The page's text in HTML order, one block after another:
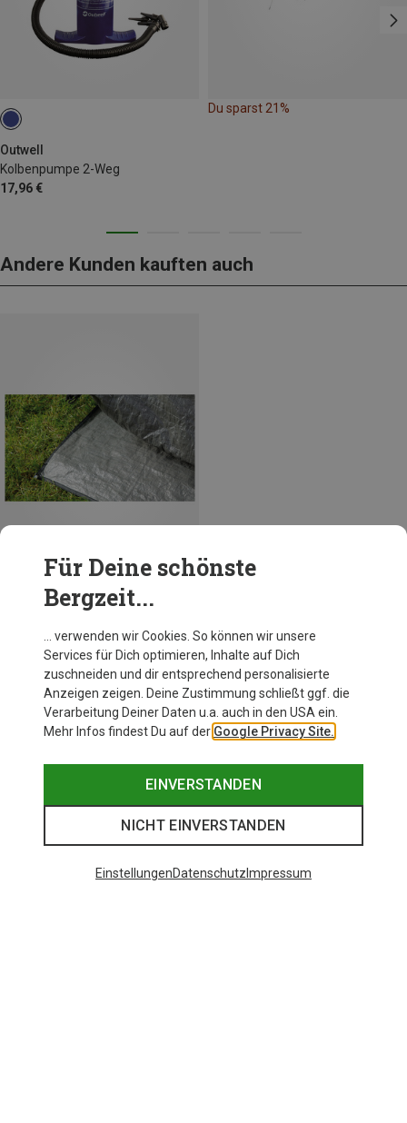
Outwell
Kolbenpumpe 2-Weg
17,96 €
Du sparst 21%
Andere Kunden kauften auch
Du sparst 10%
Für Deine schönste
Bergzeit...
… verwenden wir Cookies. So können wir unsere
Services für Dich optimieren, Inhalte auf Dich
zuschneiden und dir entsprechend personalisierte
Anzeigen zeigen. Deine Zustimmung schließt ggf. die
Verarbeitung Deiner Daten u.a. auch in den USA ein.
Mehr Infos findest Du auf der Google Privacy Site.
EINVERSTANDEN
NICHT EINVERSTANDEN
EinstellungenDatenschutz Impressum